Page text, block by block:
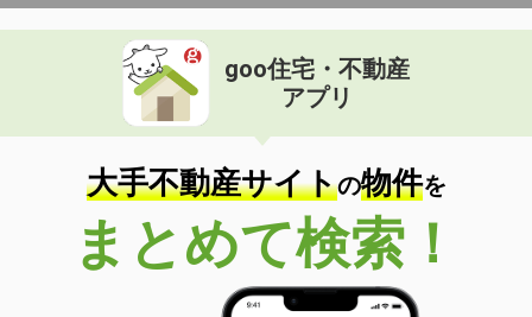
goo住宅・不動産
アプリ
大手不動産サイトの物件を
まとめて検索！